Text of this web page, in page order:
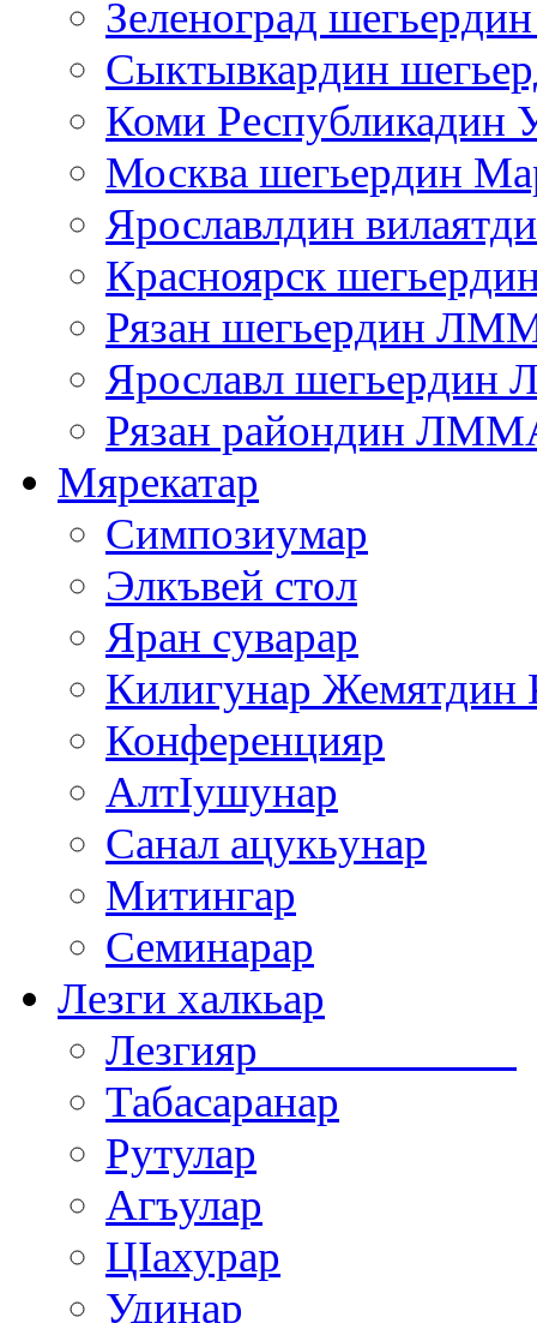
Зеленоград
Сыктывкардин
Коми Республикадин
Москва шегьердин
Ярославлдин
Красноярск
Рязан шегьердин
Ярославл
Рязан райондин
Мярекатар
Симпозиумар
Элкъвей стол
Яран суварар
Килигунар Жемятдин
Конференцияр
АлтIушунар
Санал ацукьунар
Митингар
Семинарар
Лезги халкьар
Лезгияр
Табасаранар
Рутулар
Агъулар
ЦIахурар
Удинар